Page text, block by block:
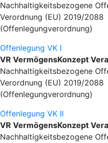
Nachhaltigkeitsbezogene
Verordnung (EU) 2019/2088
(Offenlegungverordnung)
Offenlegung VK I
VR VermögensKonzept
Nachhaltigkeitsbezogene
Verordnung (EU) 2019/2088
(Offenlegungverordnung)
Offenlegung VK II
VR VermögensKonzept
Nachhaltigkeitsbezogene